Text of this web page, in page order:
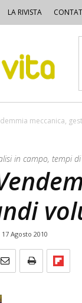
LA RIVISTA
meccanica,
in campo, tempi
17 Agosto 2010